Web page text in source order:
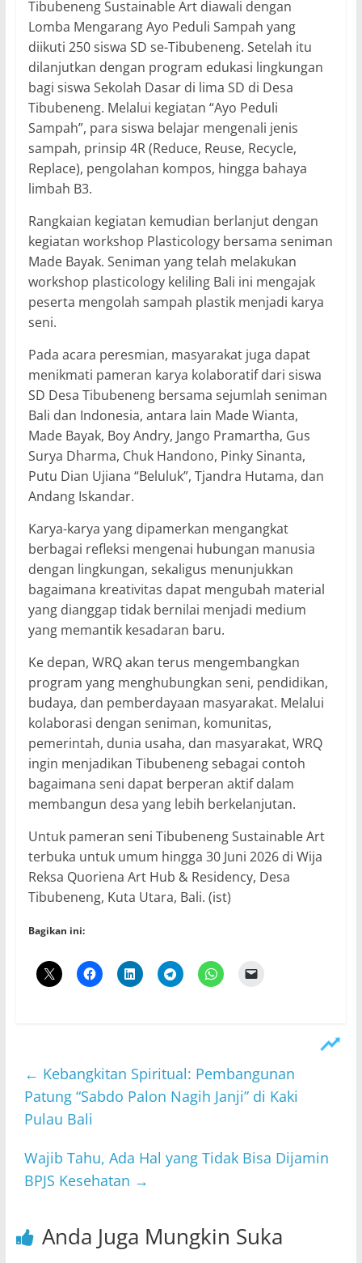
Tibubeneng Sustainable Art diawali dengan
Lomba Mengarang Ayo Peduli Sampah yang
diikuti 250 siswa SD se-Tibubeneng. Setelah itu
dilanjutkan dengan program edukasi lingkungan
bagi siswa Sekolah Dasar di lima SD di Desa
Tibubeneng. Melalui kegiatan “Ayo Peduli
Sampah”, para siswa belajar mengenali jenis
sampah, prinsip 4R (Reduce, Reuse, Recycle,
Replace), pengolahan kompos, hingga bahaya
limbah B3.
Rangkaian kegiatan kemudian berlanjut dengan
kegiatan workshop Plasticology bersama seniman
Made Bayak. Seniman yang telah melakukan
workshop plasticology keliling Bali ini mengajak
peserta mengolah sampah plastik menjadi karya
seni.
Pada acara peresmian, masyarakat juga dapat
menikmati pameran karya kolaboratif dari siswa
SD Desa Tibubeneng bersama sejumlah seniman
Bali dan Indonesia, antara lain Made Wianta,
Made Bayak, Boy Andry, Jango Pramartha, Gus
Surya Dharma, Chuk Handono, Pinky Sinanta,
Putu Dian Ujiana “Beluluk”, Tjandra Hutama, dan
Andang Iskandar.
Karya-karya yang dipamerkan mengangkat
berbagai refleksi mengenai hubungan manusia
dengan lingkungan, sekaligus menunjukkan
bagaimana kreativitas dapat mengubah material
yang dianggap tidak bernilai menjadi medium
yang memantik kesadaran baru.
Ke depan, WRQ akan terus mengembangkan
program yang menghubungkan seni, pendidikan,
budaya, dan pemberdayaan masyarakat. Melalui
kolaborasi dengan seniman, komunitas,
pemerintah, dunia usaha, dan masyarakat, WRQ
ingin menjadikan Tibubeneng sebagai contoh
bagaimana seni dapat berperan aktif dalam
membangun desa yang lebih berkelanjutan.
Untuk pameran seni Tibubeneng Sustainable Art
terbuka untuk umum hingga 30 Juni 2026 di Wija
Reksa Quoriena Art Hub & Residency, Desa
Tibubeneng, Kuta Utara, Bali. (ist)
Bagikan ini:
← Kebangkitan Spiritual: Pembangunan
Patung “Sabdo Palon Nagih Janji” di Kaki
Pulau Bali
Wajib Tahu, Ada Hal yang Tidak Bisa Dijamin
BPJS Kesehatan →
Anda Juga Mungkin Suka